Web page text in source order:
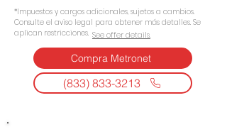
*Impuestos y cargos adicionales, sujetos a cambios.
Consulte el aviso legal para obtener más detalles. Se
aplican restricciones. See offer details.​​
Compra Metronet
(833) 833-3213